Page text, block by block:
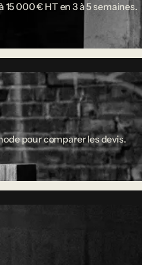
000 € HT en 3 à 5 semaines.
pour comparer les devis.